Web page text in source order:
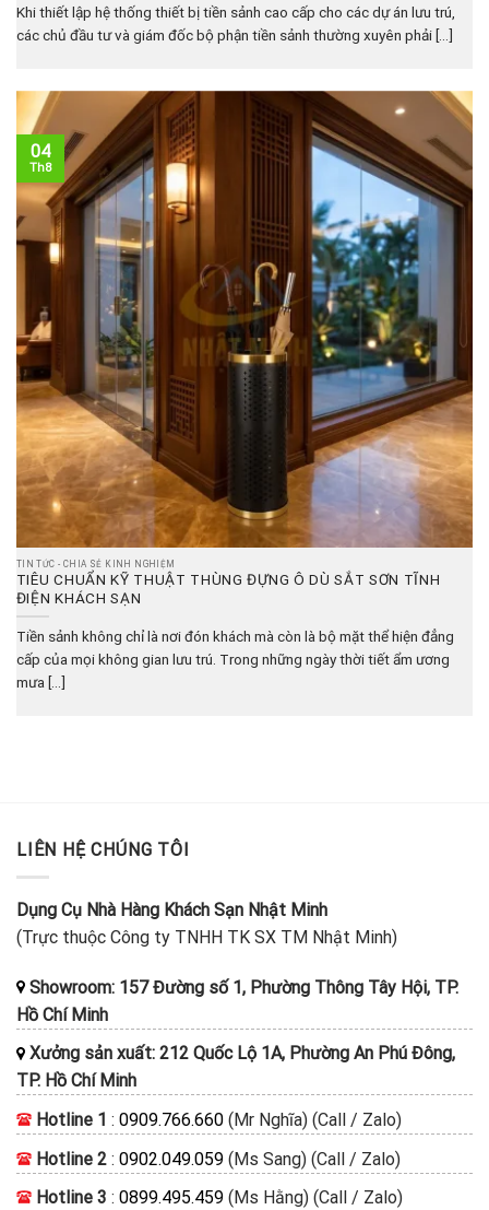
Khi thiết lập hệ thống thiết bị tiền sảnh cao cấp cho các dự án lưu trú,
các chủ đầu tư và giám đốc bộ phận tiền sảnh thường xuyên phải [...]
TIN TỨC - CHIA SẺ KINH NGHIỆM
TIÊU CHUẨN KỸ THUẬT THÙNG ĐỰNG Ô DÙ SẮT SƠN TĨNH
ĐIỆN KHÁCH SẠN
Tiền sảnh không chỉ là nơi đón khách mà còn là bộ mặt thể hiện đẳng
cấp của mọi không gian lưu trú. Trong những ngày thời tiết ẩm ương
mưa [...]
04
Th8
LIÊN HỆ CHÚNG TÔI
Dụng Cụ Nhà Hàng Khách Sạn Nhật Minh
(Trực thuộc Công ty TNHH TK SX TM Nhật Minh)
Showroom: 157 Đường số 1, Phường Thông Tây Hội, TP.
Hồ Chí Minh
Xưởng sản xuất: 212 Quốc Lộ 1A, Phường An Phú Đông,
TP. Hồ Chí Minh
Hotline 1 : 0909.766.660 (Mr Nghĩa) (Call / Zalo)
Hotline 2 : 0902.049.059 (Ms Sang) (Call / Zalo)
Hotline 3 : 0899.495.459 (Ms Hằng) (Call / Zalo)